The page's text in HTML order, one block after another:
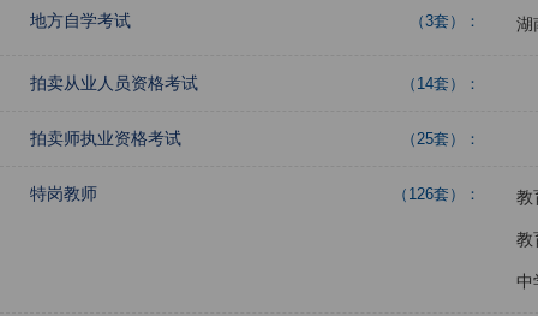
地方自学考试 （3套）： 湖
拍卖从业人员资格考试 （14套）：
拍卖师执业资格考试 （25套）：
特岗教师 （126套）： 教
教
中